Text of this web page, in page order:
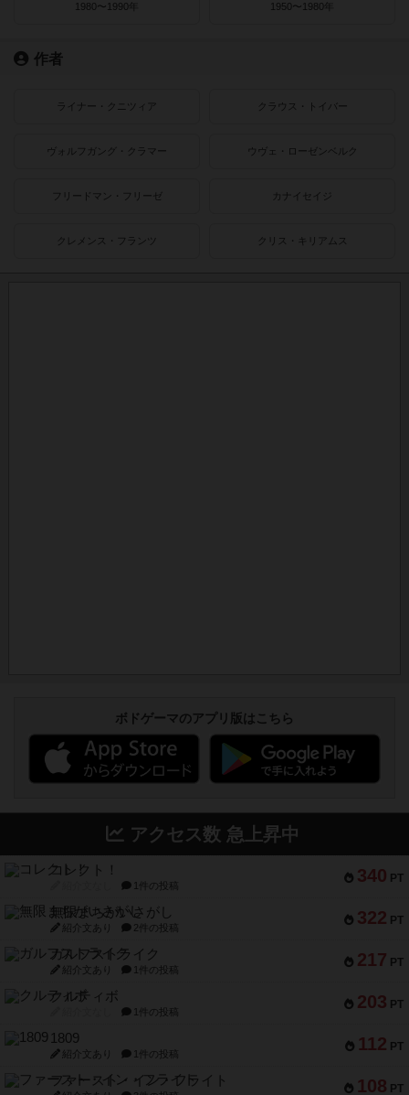
1980〜1990年 1950〜1980年
作者
ライナー・クニツィア クラウス・トイバー
ヴォルフガング・クラマー ウヴェ・ローゼンベルク
フリードマン・フリーゼ カナイセイジ
クレメンス・フランツ クリス・キリアムス
ボドゲーマのアプリ版はこちら
アクセス数 急上昇中
340 PT
コレクト！
1件の投稿
322 PT
無限まちがいさがし
紹介文あり 2件の投稿
217 PT
ガルフストライク
紹介文あり 1件の投稿
203 PT
クルティボ
1件の投稿
112 PT
1809
紹介文あり 1件の投稿
108 PT
ファースト・イン・フライト